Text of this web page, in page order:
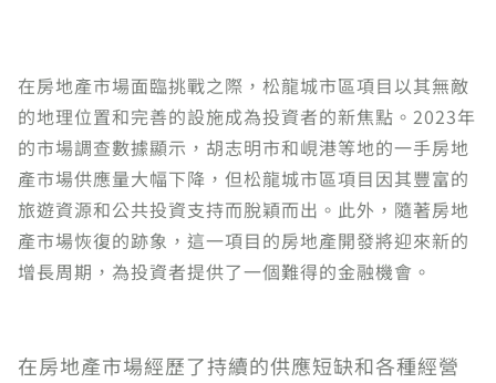
在房地產市場面臨挑戰之際，松龍城市區項目以其無敵
的地理位置和完善的設施成為投資者的新焦點。2023年
的市場調查數據顯示，胡志明市和峴港等地的一手房地
產市場供應量大幅下降，但松龍城市區項目因其豐富的
旅遊資源和公共投資支持而脫穎而出。此外，隨著房地
產市場恢復的跡象，這一項目的房地產開發將迎來新的
增長周期，為投資者提供了一個難得的金融機會。
在房地產市場經歷了持續的供應短缺和各種經營